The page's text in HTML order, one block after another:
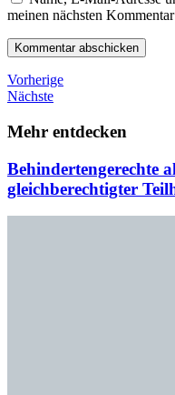
meinen nächsten
Beitragsnavigation
Vorheriger
Beitrag
Vorherige
Nächster
Nächste
Mehr entdecken
Behindertengerechte
gleichberechtigter